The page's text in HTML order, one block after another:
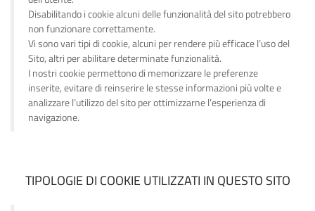
Disabilitando i cookie alcuni delle funzionalità del sito potrebbero
non funzionare correttamente.
Vi sono vari tipi di cookie, alcuni per rendere più efficace l’uso del
Sito, altri per abilitare determinate funzionalità.
I nostri cookie permettono di memorizzare le preferenze
inserite, evitare di reinserire le stesse informazioni più volte e
analizzare l’utilizzo del sito per ottimizzarne l’esperienza di
navigazione.
TIPOLOGIE DI COOKIE UTILIZZATI IN QUESTO SITO